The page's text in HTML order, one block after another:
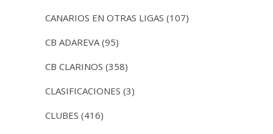
CANARIOS EN OTRAS LIGAS (107)
CB ADAREVA (95)
CB CLARINOS (358)
CLASIFICACIONES (3)
CLUBES (416)